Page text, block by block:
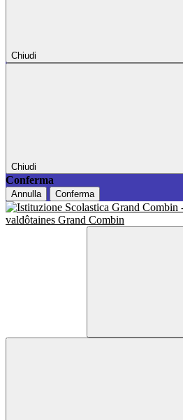
Chiudi
Chiudi
Conferma
Annulla Conferma